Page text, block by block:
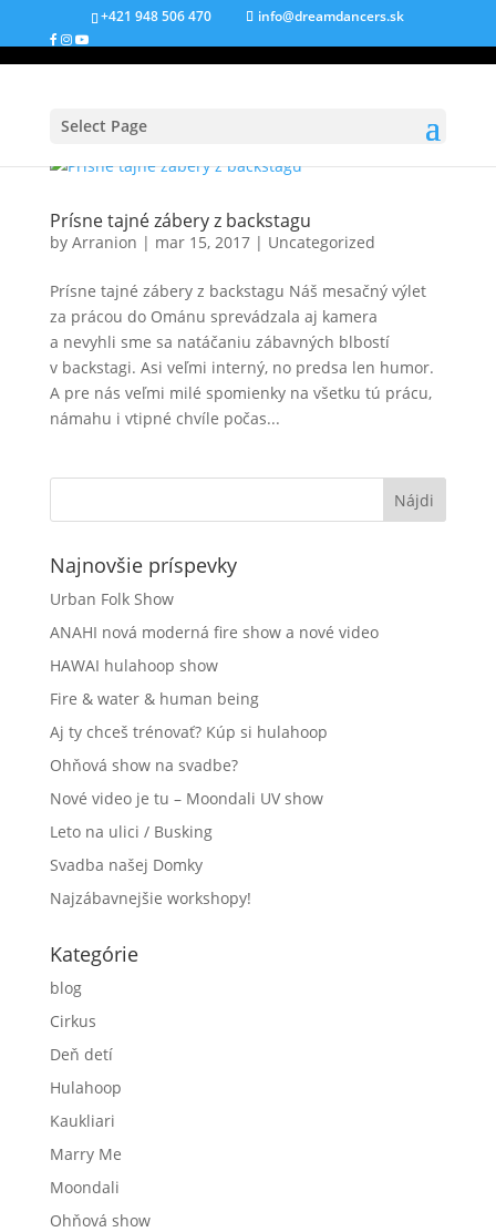
+421 948 506 470 info@dreamdancers.sk
Select Page
Prísne tajné zábery z backstagu
by Arranion | mar 15, 2017| Uncategorized
Prísne tajné zábery z backstagu Náš mesačný výlet
za prácou do Ománu sprevádzala aj kamera
a nevyhli sme sa natáčaniu zábavných blbostí
v backstagi. Asi veľmi interný, no predsa len humor.
A pre nás veľmi milé spomienky na všetku tú prácu,
námahu i vtipné chvíle počas...
Najnovšie príspevky
Urban Folk Show
ANAHI nová moderná fire show a nové video
HAWAI hulahoop show
Fire & water & human being
Aj ty chceš trénovať? Kúp si hulahoop
Ohňová show na svadbe?
Nové video je tu – Moondali UV show
Leto na ulici / Busking
Svadba našej Domky
Najzábavnejšie workshopy!
Kategórie
blog
Cirkus
Deň detí
Hulahoop
Kaukliari
Marry Me
Moondali
Ohňová show